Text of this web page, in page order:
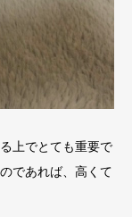
上でとても重要で
であれば、高くて